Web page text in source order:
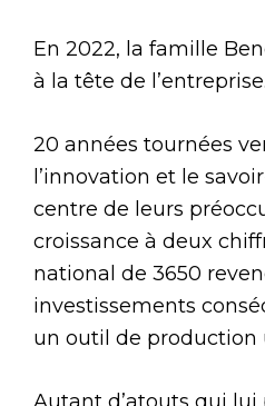
En 2022, la famille
à la tête de l’entreprise.
20 années tournées
l’innovation et le
centre de leurs
croissance à deux
national de 3650
investissements
un outil de production